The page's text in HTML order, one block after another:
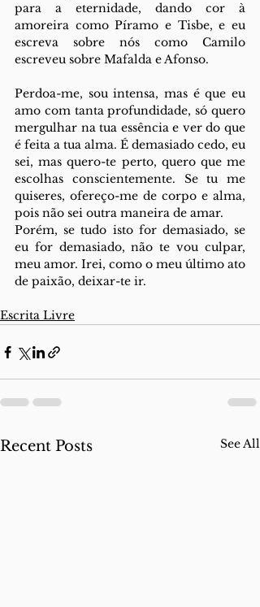
para a eternidade, dando cor à
amoreira como Píramo e Tisbe, e eu
escreva sobre nós como Camilo
escreveu sobre Mafalda e Afonso.
Perdoa-me, sou intensa, mas é que eu
amo com tanta profundidade, só quero
mergulhar na tua essência e ver do que
é feita a tua alma. É demasiado cedo, eu
sei, mas quero-te perto, quero que me
escolhas conscientemente. Se tu me
quiseres, ofereço-me de corpo e alma,
pois não sei outra maneira de amar.
Porém, se tudo isto for demasiado, se
eu for demasiado, não te vou culpar,
meu amor. Irei, como o meu último ato
de paixão, deixar-te ir.
Escrita Livre
Recent Posts See All